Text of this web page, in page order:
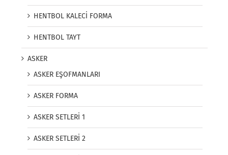
HENTBOL KALECİ FORMA
HENTBOL TAYT
ASKER
ASKER EŞOFMANLARI
ASKER FORMA
ASKER SETLERİ 1
ASKER SETLERİ 2